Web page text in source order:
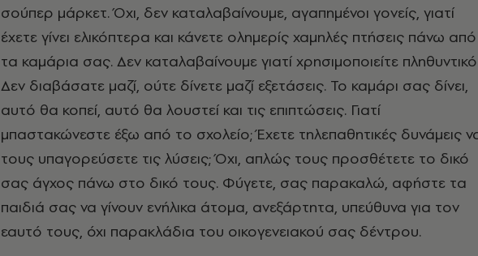
σούπερ μάρκετ. Όχι, δεν καταλαβαίνουμε, αγαπημένοι γονείς, γιατί
έχετε γίνει ελικόπτερα και κάνετε ολημερίς χαμηλές πτήσεις πάνω από
τα καμάρια σας. Δεν καταλαβαίνουμε γιατί χρησιμοποιείτε
Δεν διαβάσατε μαζί, ούτε δίνετε μαζί εξετάσεις. Το καμάρι σας δίνει,
αυτό θα κοπεί, αυτό θα λουστεί και τις επιπτώσεις. Γιατί
μπαστακώνεστε έξω από το σχολείο; Έχετε τηλεπαθητικές δυνάμεις
τους υπαγορεύσετε τις λύσεις; Όχι, απλώς τους προσθέτετε το δικό
σας άγχος πάνω στο δικό τους. Φύγετε, σας παρακαλώ, αφήστε τα
παιδιά σας να γίνουν ενήλικα άτομα, ανεξάρτητα, υπεύθυνα για τον
εαυτό τους, όχι παρακλάδια του οικογενειακού σας δέντρου.